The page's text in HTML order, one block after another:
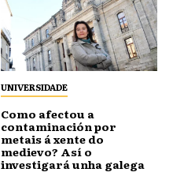
UNIVERSIDADE
Como afectou a
contaminación por
metais á xente do
medievo? Así o
investigará unha galega